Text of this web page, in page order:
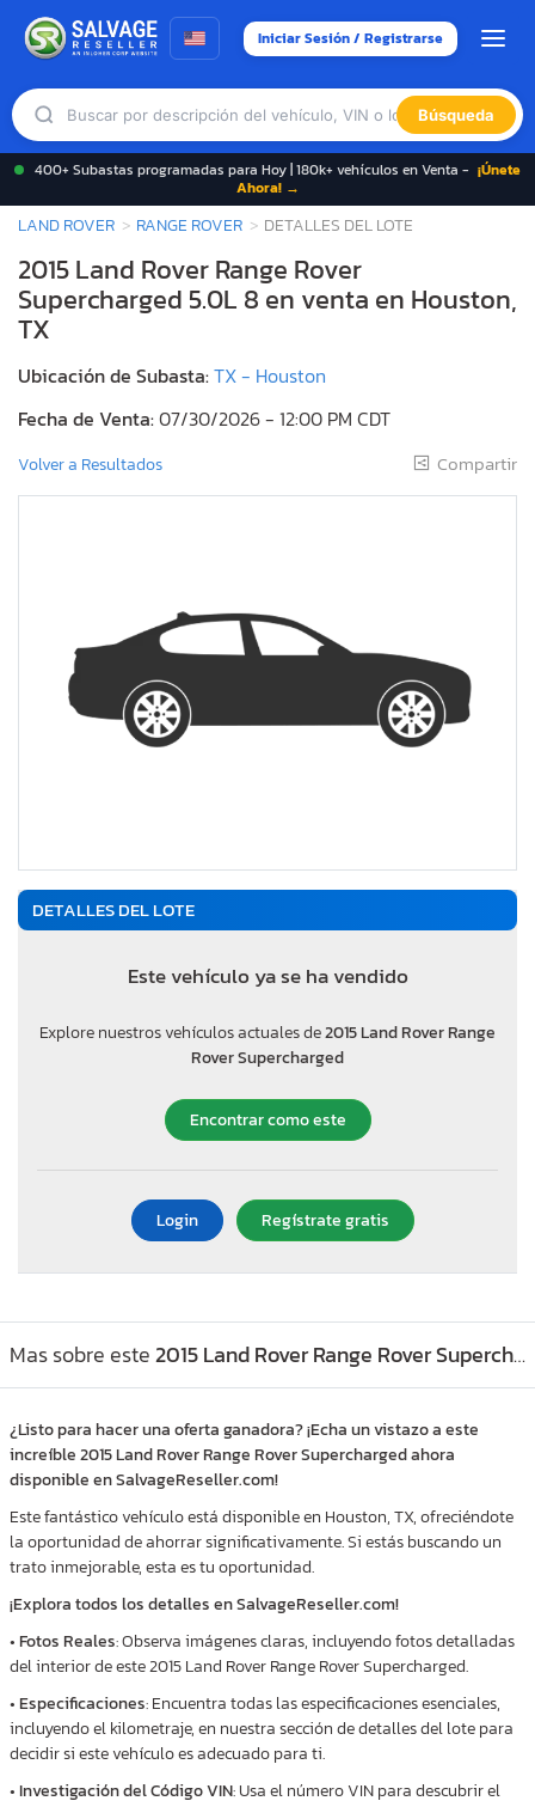
Iniciar Sesión / Registrarse
Búsqueda
400+ Subastas programadas para Hoy | 180k+ vehículos en Venta - ¡Únete
Ahora! →
LAND ROVER RANGE ROVER DETALLES DEL LOTE
2015 Land Rover Range Rover
Supercharged 5.0L 8 en venta en Houston,
TX
Ubicación de Subasta:TX - Houston
Fecha de Venta:07/30/2026 - 12:00 PM CDT
Volver a Resultados Compartir
DETALLES DEL LOTE
Este vehículo ya se ha vendido
Explore nuestros vehículos actuales de2015 Land Rover Range
Rover Supercharged
Encontrar como este
Login Regístrate gratis
Mas sobre este2015 Land Rover Range Rover Supercharged, Lot #53309376
¿Listo para hacer una oferta ganadora? ¡Echa un vistazo a este
increíble 2015 Land Rover Range Rover Supercharged ahora
disponible en SalvageReseller.com!
Este fantástico vehículo está disponible en Houston, TX, ofreciéndote
la oportunidad de ahorrar significativamente. Si estás buscando un
trato inmejorable, esta es tu oportunidad.
¡Explora todos los detalles en SalvageReseller.com!
•Fotos Reales: Observa imágenes claras, incluyendo fotos detalladas
del interior de este 2015 Land Rover Range Rover Supercharged.
•Especificaciones: Encuentra todas las especificaciones esenciales,
incluyendo el kilometraje, en nuestra sección de detalles del lote para
decidir si este vehículo es adecuado para ti.
•Investigación del Código VIN: Usa el número VIN para descubrir el